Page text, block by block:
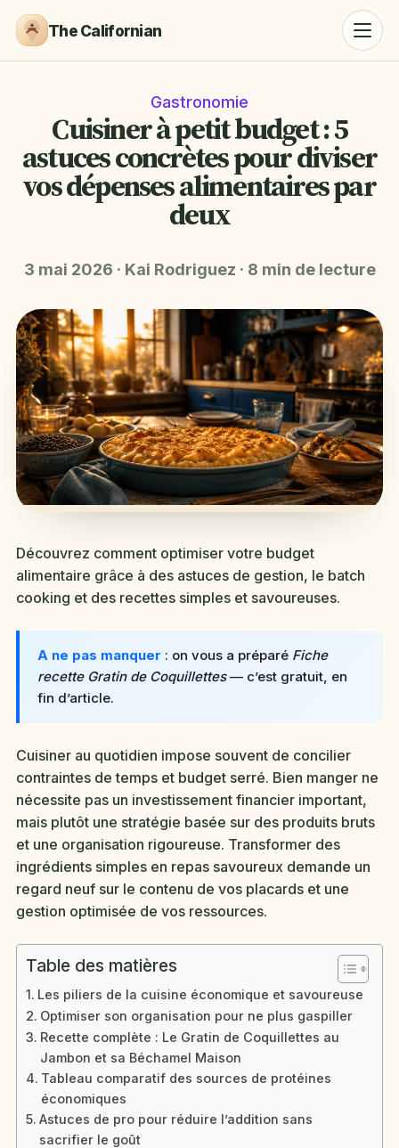
The Californian
Gastronomie
Cuisiner à petit budget : 5
astuces concrètes pour diviser
vos dépenses alimentaires par
deux
3 mai 2026 · Kai Rodriguez · 8 min de lecture
Découvrez comment optimiser votre budget
alimentaire grâce à des astuces de gestion, le batch
cooking et des recettes simples et savoureuses.
A ne pas manquer : on vous a préparé Fiche
recette Gratin de Coquillettes— c’est gratuit, en
fin d’article.
Cuisiner au quotidien impose souvent de concilier
contraintes de temps et budget serré. Bien manger ne
nécessite pas un investissement financier important,
mais plutôt une stratégie basée sur des produits bruts
et une organisation rigoureuse. Transformer des
ingrédients simples en repas savoureux demande un
regard neuf sur le contenu de vos placards et une
gestion optimisée de vos ressources.
Table des matières
Les piliers de la cuisine économique et savoureuse
Optimiser son organisation pour ne plus gaspiller
Recette complète : Le Gratin de Coquillettes au
Jambon et sa Béchamel Maison
Tableau comparatif des sources de protéines
économiques
Astuces de pro pour réduire l’addition sans
sacrifier le goût